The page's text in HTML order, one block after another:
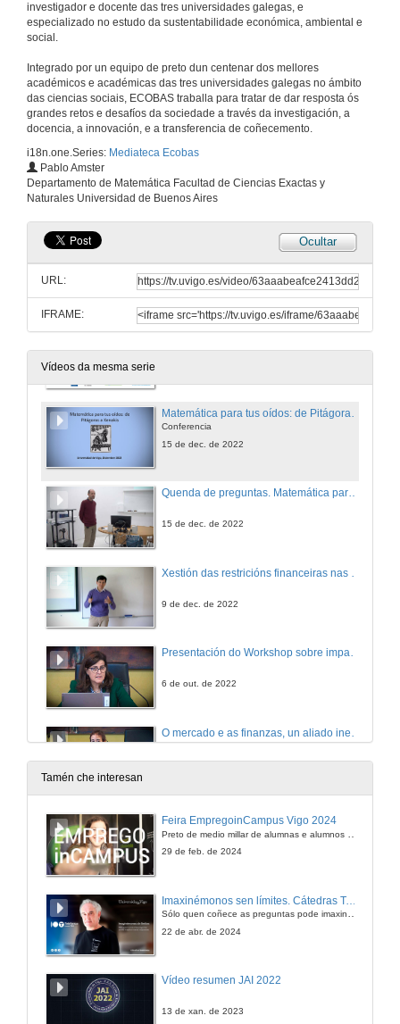
investigador e docente das tres universidades galegas, e
especializado no estudo da sustentabilidade económica, ambiental e
social.
Integrado por un equipo de preto dun centenar dos mellores
académicos e académicas das tres universidades galegas no ámbito
das ciencias sociais, ECOBAS traballa para tratar de dar resposta ós
grandes retos e desafíos da sociedade a través da investigación, a
docencia, a innovación, e a transferencia de coñecemento.
i18n.one.Series: Mediateca Ecobas
Pablo Amster
Departamento de Matemática Facultad de Ciencias Exactas y
Naturales Universidad de Buenos Aires
Ocultar
URL:
IFRAME:
Vídeos da mesma serie
Encontro Científico ECOBAS 2024
Cyclical properties of time-consistent fiscal policies
15 de dec. de 2023
2 de nov. de 2023
Promocional da xornada ENCONTRO CIENTÍFICO ’23
2 de nov. de 2023
A distribución das axudas monetarias á infancia en España: balance dunha década
Conferencia
15 de dec. de 2022
Quenda de preguntas. Matemática para tus oídos: de Pitágoras a Xenakis
15 de dec. de 2022
9 de dec. de 2022
Presentación do Workshop sobre impacto da sustentabilidade no ámbito financieiro: as Finanzas Sostibles
6 de out. de 2022
6 de out. de 2022
Tamén che interesan
Feira EmpregoinCampus Vigo 2024
29 de feb. de 2024
Imaxinémonos sen límites. Cátedras Telefónica
Sólo quen coñece as preguntas pode imaxinar novas respostas
22 de abr. de 2024
Vídeo resumen JAI 2022
13 de xan. de 2023